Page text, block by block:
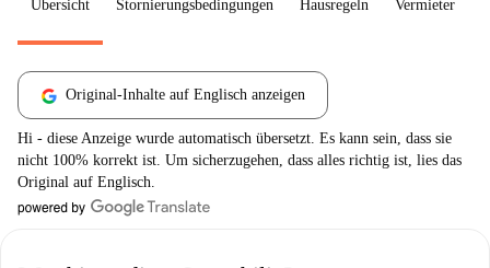
Übersicht Stornierungsbedingungen Hausregeln Vermieter
Original-Inhalte auf Englisch anzeigen
Hi - diese Anzeige wurde automatisch übersetzt. Es kann sein, dass sie
nicht 100% korrekt ist. Um sicherzugehen, dass alles richtig ist, lies das
Original auf Englisch.